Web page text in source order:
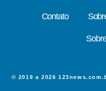
Contato
© 2019 a 2026